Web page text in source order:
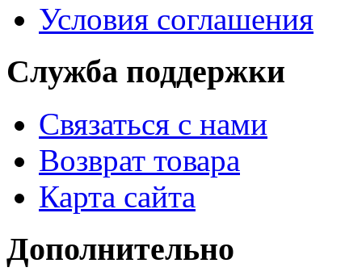
Условия соглашения
Служба поддержки
Связаться с нами
Возврат товара
Карта сайта
Дополнительно